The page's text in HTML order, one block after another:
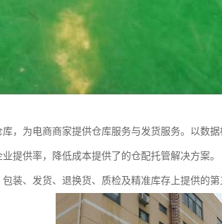
，为电商商家提供仓库服务与发货服务。以数
提供率，降低成本提供了的仓配托管解决方案。
装、发货、退换货、质检及精准库存上提供的第